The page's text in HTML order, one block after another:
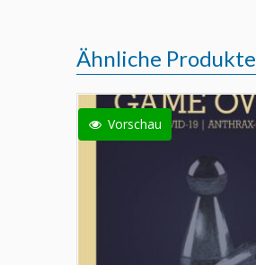
Ähnliche Produkte
Vorschau